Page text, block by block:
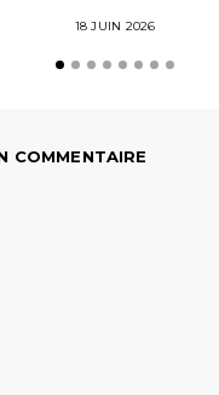
18 JUIN 2026
COMMENTAIRE